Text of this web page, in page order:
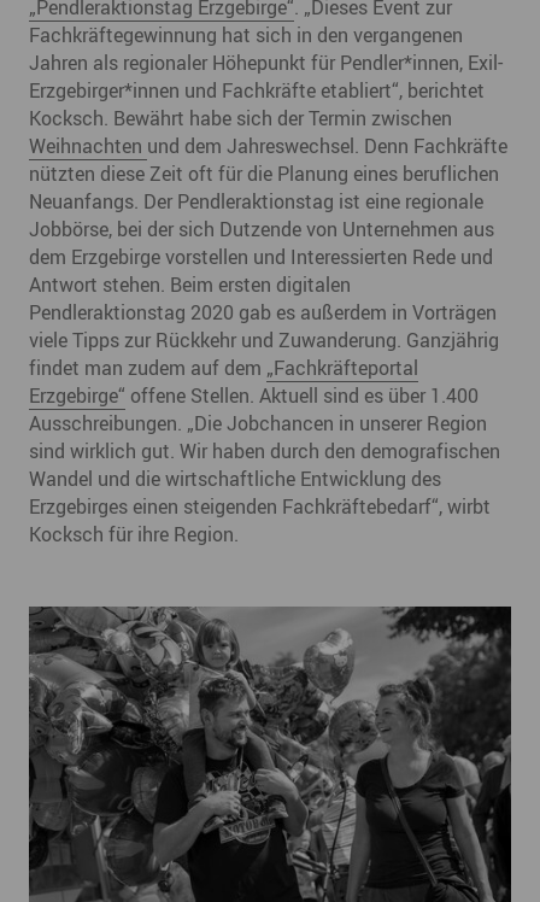
„Pendleraktionstag Erzgebirge“. „Dieses Event zur
Fachkräftegewinnung hat sich in den vergangenen
Jahren als regionaler Höhepunkt für Pendler*innen, Exil-
Erzgebirger*innen und Fachkräfte etabliert“, berichtet
Kocksch. Bewährt habe sich der Termin zwischen
Weihnachten und dem Jahreswechsel. Denn Fachkräfte
nützten diese Zeit oft für die Planung eines beruflichen
Neuanfangs. Der Pendleraktionstag ist eine regionale
Jobbörse, bei der sich Dutzende von Unternehmen aus
dem Erzgebirge vorstellen und Interessierten Rede und
Antwort stehen. Beim ersten digitalen
Pendleraktionstag 2020 gab es außerdem in Vorträgen
viele Tipps zur Rückkehr und Zuwanderung. Ganzjährig
findet man zudem auf dem „Fachkräfteportal
Erzgebirge“ offene Stellen. Aktuell sind es über 1.400
Ausschreibungen. „Die Jobchancen in unserer Region
sind wirklich gut. Wir haben durch den demografischen
Wandel und die wirtschaftliche Entwicklung des
Erzgebirges einen steigenden Fachkräftebedarf“, wirbt
Kocksch für ihre Region.